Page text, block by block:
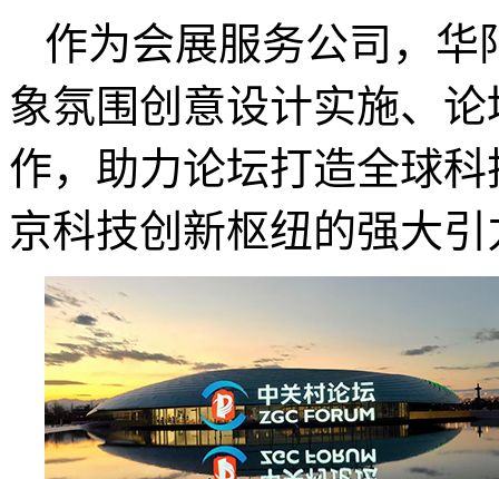
作为会展服务公司，华
象氛围创意设计实施、
作，助力论坛打造全球
京科技创新枢纽的强大引